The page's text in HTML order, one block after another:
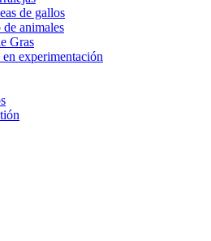
de gallos
animales
Gras
experimentación